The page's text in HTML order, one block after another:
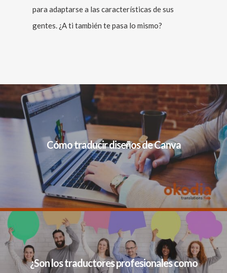
para adaptarse a las características de sus
gentes. ¿A ti también te pasa lo mismo?
Cómo traducir diseños de Canva
¿Son los traductores profesionales como